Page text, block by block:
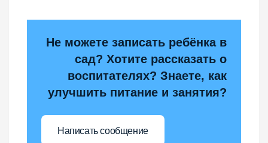
Не можете записать ребёнка в
сад? Хотите рассказать о
воспитателях? Знаете, как
улучшить питание и занятия?
Написать сообщение